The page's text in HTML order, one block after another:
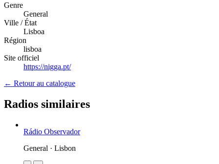
Genre
General
Ville / État
Lisboa
Région
lisboa
Site officiel
https://nigga.pt/
← Retour au catalogue
Radios similaires
Rádio Observador
General · Lisbon